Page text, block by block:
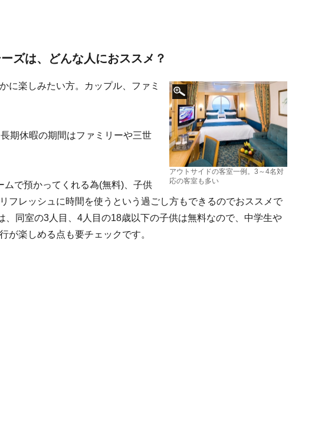
ズは、どんな人におススメ？
アウトサイドの客室一例。3～4名対
応の客室も多い
に楽しみたい方。カップル、ファミ
期休暇の期間はファミリーや三世
で預かってくれる為(無料)、子供
フレッシュに時間を使うという過ごし方もできるのでおススメで
、同室の3人目、4人目の18歳以下の子供は無料なので、中学生や
が楽しめる点も要チェックです。